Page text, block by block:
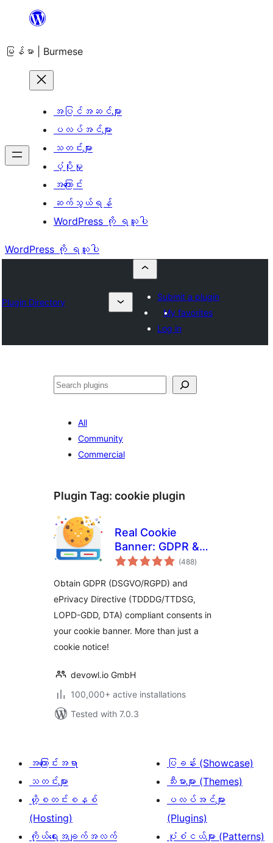
အကြောင်းအရာ
ကျော်သွား
မြန်မာ | Burmese
အပြင်အဆင်များ
ပလပ်အင်များ
သတင်းများ
ပံ့ပိုးမှု
အကြောင်း
ဆက်သွယ်ရန်
WordPress ကို ရယူပါ
WordPress ကို ရယူပါ
Plugin Directory
Submit a plugin
My favorites
Log in
ရှာ
All
Community
Commercial
Plugin Tag: cookie plugin
Real Cookie
Banner: GDPR &
ePrivacy Cookie
(488total
ratings
)
Obtain GDPR (DSGVO/RGPD) and
ePrivacy Directive (TDDDG/TTDSG,
LOPD-GDD, DTA) compliant consents in
your cookie banner. More than just a
cookie notice!
devowl.io GmbH
100,000+ active installations
Tested with 7.0.3
အကြောင်းအရာ
သတင်းများ
ဟို့စတင်းစနစ်
(Hosting)
ကိုယ်ရေးအချက်အလက်
ပြခန်း (Showcase)
သီးမားများ (Themes)
ပလပ်အင်များ
(Plugins)
ပုံစံငယ်များ (Patterns)